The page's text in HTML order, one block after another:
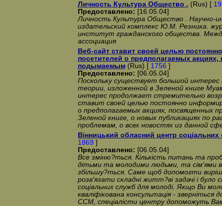
Личность Культура Общество . (Rus) [
Предоставлено: [16.05.04]
Личность Культура Общество . Научно-
издательский комплекс Ю.М. Резника.
институт гражданского общества.
ассоциация
Веб-сайт ставит своей целью
посетителей о предполагаемых
подымаемым(Rus) [ 1756 ]
Предоставлено: [06.05.04]
Поскольку существует большой интерес
теории, изложенной в Зеленой книге
интерес продолжает стремительно
ставит своей целью постоянно
о предполагаемых акциях, посвященных
Зеленой книге, о новых публикациях по
проблемам, о всех новостях из данной
Вiнницький обласний центр
1869 ]
Предоставлено: [06.05.04]
Все змiню?ться. Кiлькiсть питань та
дiтьми та молодими людьми, та сiм'ями
збiльшу?ться. Саме щоб допомогти
розв'язати складнi житт?вi задачi i було
соцiальних служб для молодi. Якщо Ви
квалiфiкована консультацiя - звернiться
ССМ, спецiалiсти центру допоможуть